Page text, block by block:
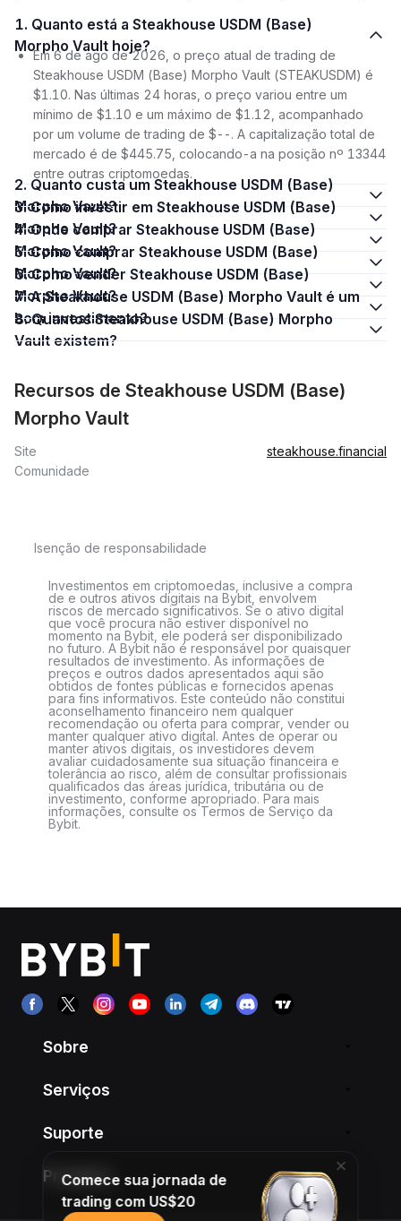
1. Quanto está a Steakhouse USDM (Base)
Morpho Vault hoje?
Em 6 de ago de 2026, o preço atual de trading de
Steakhouse USDM (Base) Morpho Vault (STEAKUSDM) é
$1.10. Nas últimas 24 horas, o preço variou entre um
mínimo de $1.10 e um máximo de $1.12, acompanhado
por um volume de trading de $--. A capitalização total de
mercado é de $445.75, colocando-a na posição nº 13344
entre outras criptomoedas.
2. Quanto custa um Steakhouse USDM (Base)
Morpho Vault?
3. Como investir em Steakhouse USDM (Base)
Morpho Vault?
4. Onde comprar Steakhouse USDM (Base)
Morpho Vault?
5. Como comprar Steakhouse USDM (Base)
Morpho Vault?
6. Como vender Steakhouse USDM (Base)
Morpho Vault?
7. A Steakhouse USDM (Base) Morpho Vault é um
bom investimento?
8. Quantos Steakhouse USDM (Base) Morpho
Vault existem?
Recursos de Steakhouse USDM (Base)
Morpho Vault
Site
steakhouse.financial
Comunidade
Isenção de responsabilidade
Investimentos em criptomoedas, inclusive a compra
de e outros ativos digitais na Bybit, envolvem
riscos de mercado significativos. Se o ativo digital
que você procura não estiver disponível no
momento na Bybit, ele poderá ser disponibilizado
no futuro. A Bybit não é responsável por quaisquer
resultados de investimento. As informações de
preços e outros dados apresentados aqui são
obtidos de fontes públicas e fornecidos apenas
para fins informativos. Este conteúdo não constitui
aconselhamento financeiro nem qualquer
recomendação ou oferta para comprar, vender ou
manter qualquer ativo digital. Antes de operar ou
manter ativos digitais, os investidores devem
avaliar cuidadosamente sua situação financeira e
tolerância ao risco, além de consultar profissionais
qualificados das áreas jurídica, tributária ou de
investimento, conforme apropriado. Para mais
informações, consulte os Termos de Serviço da
Bybit.
Sobre
Serviços
Suporte
Produtos
Comece sua jornada de
trading com US$20